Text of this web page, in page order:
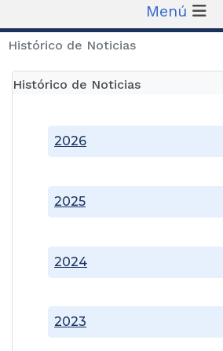
Menú
Histórico de Noticias
Histórico de Noticias
2023
2024
2025
2026